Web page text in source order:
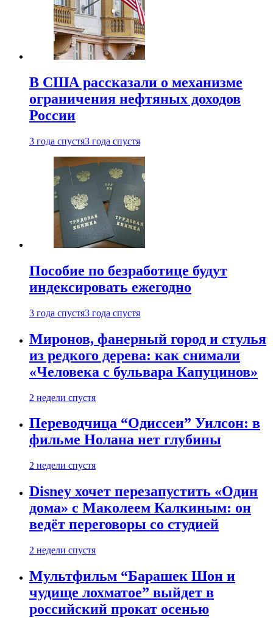
В США рассказали о механизме
ограничения нефтяных доходов
России
3 года спустя3 года спустя
Пособие по безработице будут
индексировать ежегодно
3 года спустя3 года спустя
Миронов, фанерный город и стулья
из редкого дерева: как снимали
«Человека с бульвара Капуцинов»
2 недели спустя
Переводчица “Одиссеи” Уилсон: в
фильме Нолана нет глубины
2 недели спустя
Disney хочет перезапустить «Один
дома» с Маколеем Калкиным: он
ведёт переговоры со студией
2 недели спустя
Мультфильм “Барашек Шон и
чудище лохматое” выйдет в
российский прокат осенью